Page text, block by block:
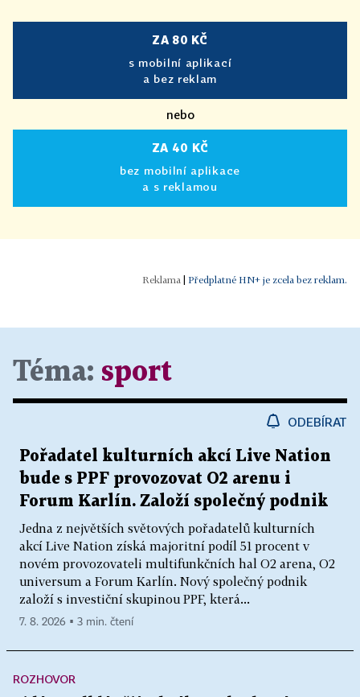
ZA 80 KČ
s mobilní aplikací
a bez reklam
nebo
ZA 40 KČ
bez mobilní aplikace
a s reklamou
Předplatné HN+ je zcela bez reklam.
Téma: sport
ODEBÍRAT
Pořadatel kulturních akcí Live Nation
bude s PPF provozovat O2 arenu i
Forum Karlín. Založí společný podnik
Jedna z největších světových pořadatelů kulturních
akcí Live Nation získá majoritní podíl 51 procent v
novém provozovateli multifunkčních hal O2 arena, O2
universum a Forum Karlín. Nový společný podnik
založí s investiční skupinou PPF, která...
7. 8. 2026 ▪ 3 min. čtení
ROZHOVOR